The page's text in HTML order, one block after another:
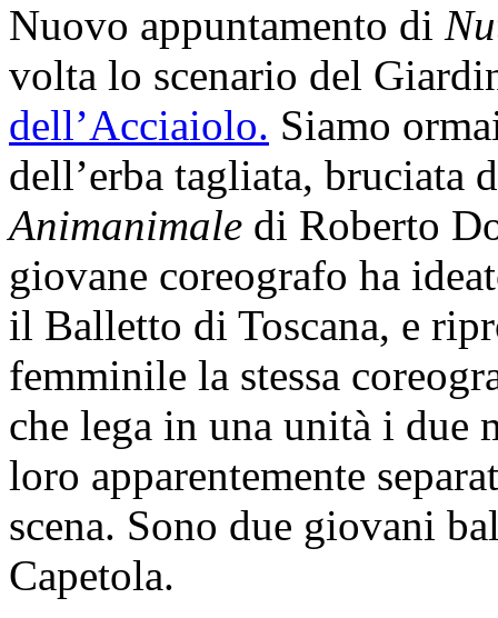
Nuovo appuntamento di
volta lo scenario del
dell’Acciaiolo. Siamo
dell’erba tagliata, bruciata
Animanimale di Roberto
giovane coreografo ha
il Balletto di Toscana, e
femminile la stessa
che lega in una unità i due
loro apparentemente
scena. Sono due giovani
Capetola.